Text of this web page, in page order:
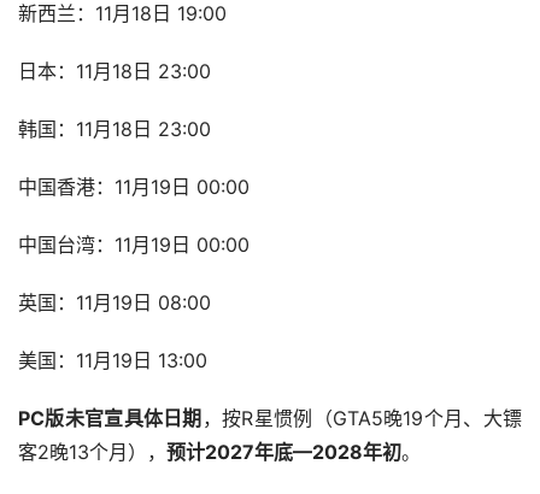
新西兰：11月18日 19:00
日本：11月18日 23:00
韩国：11月18日 23:00
中国香港：11月19日 00:00
中国台湾：11月19日 00:00
英国：11月19日 08:00
美国：11月19日 13:00
PC版未官宣具体日期 ，按R星惯例（GTA5晚19个月、大镖
客2晚13个月）， 预计2027年底—2028年初。